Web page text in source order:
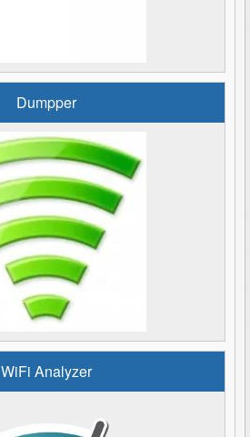
Dumpper
WiFi Analyzer